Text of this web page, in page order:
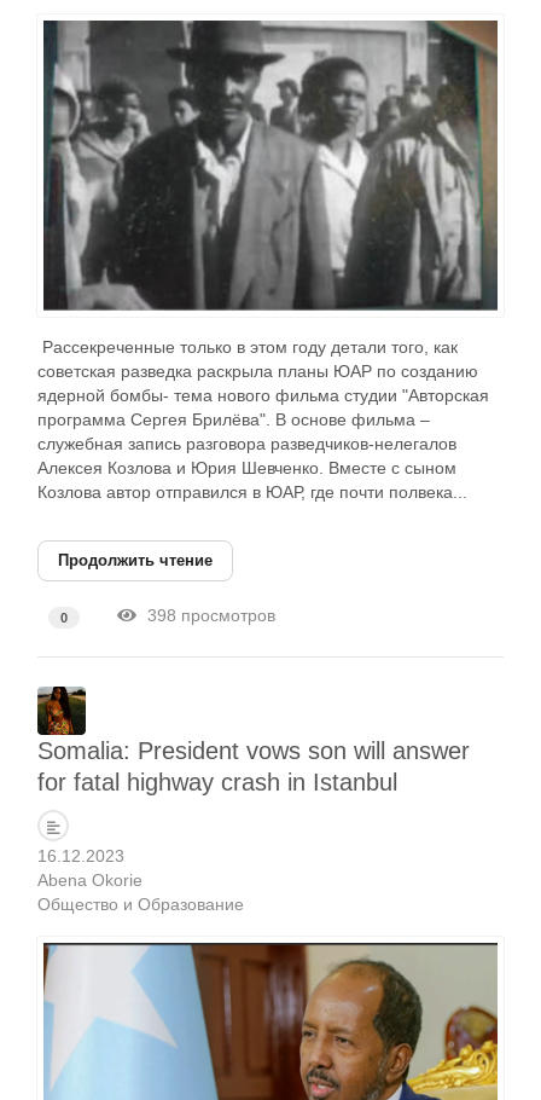
Рассекреченные только в этом году детали того, как
советская разведка раскрыла планы ЮАР по созданию
ядерной бомбы- тема нового фильма студии "Авторская
программа Сергея Брилёва". В основе фильма –
служебная запись разговора разведчиков-нелегалов
Алексея Козлова и Юрия Шевченко. Вместе с сыном
Козлова автор отправился в ЮАР, где почти полвека...
Продолжить чтение
0 398 просмотров
Somalia: President vows son will answer
for fatal highway crash in Istanbul
16.12.2023
Abena Okorie
Общество и Образование